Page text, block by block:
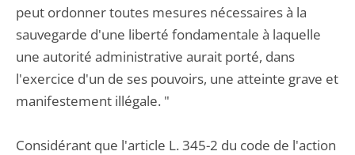
peut ordonner toutes mesures nécessaires à la
sauvegarde d'une liberté fondamentale à laquelle
une autorité administrative aurait porté, dans
l'exercice d'un de ses pouvoirs, une atteinte grave et
manifestement illégale. "
Considérant que l'article L. 345-2 du code de l'action